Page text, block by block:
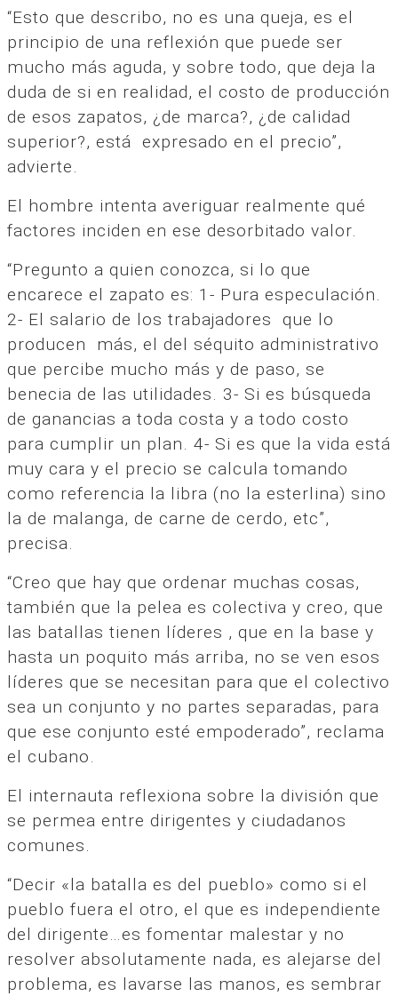
“Esto que describo, no es una queja, es el
principio de una reflexión que puede ser
mucho más aguda, y sobre todo, que deja la
duda de si en realidad, el costo de producción
de esos zapatos, ¿de marca?, ¿de calidad
superior?, está expresado en el precio”,
advierte.
El hombre intenta averiguar realmente qué
factores inciden en ese desorbitado valor.
“Pregunto a quien conozca, si lo que
encarece el zapato es: 1- Pura especulación.
2- El salario de los trabajadores que lo
producen más, el del séquito administrativo
que percibe mucho más y de paso, se
benecia de las utilidades. 3- Si es búsqueda
de ganancias a toda costa y a todo costo
para cumplir un plan. 4- Si es que la vida está
muy cara y el precio se calcula tomando
como referencia la libra (no la esterlina) sino
la de malanga, de carne de cerdo, etc”,
precisa.
“Creo que hay que ordenar muchas cosas,
también que la pelea es colectiva y creo, que
las batallas tienen líderes , que en la base y
hasta un poquito más arriba, no se ven esos
líderes que se necesitan para que el colectivo
sea un conjunto y no partes separadas, para
que ese conjunto esté empoderado”, reclama
el cubano.
El internauta reflexiona sobre la división que
se permea entre dirigentes y ciudadanos
comunes.
“Decir «la batalla es del pueblo» como si el
pueblo fuera el otro, el que es independiente
del dirigente…es fomentar malestar y no
resolver absolutamente nada, es alejarse del
problema, es lavarse las manos, es sembrar